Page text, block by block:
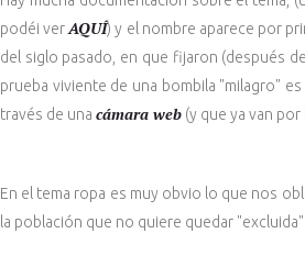
podéi verAQUÍ) y el nombre aparece por
del siglo pasado, en que fijaron (después
prueba viviente de una bombila "milagro"
través de una cámara web (y que ya van por
En el tema ropa es muy obvio lo que nos
la población que no quiere quedar